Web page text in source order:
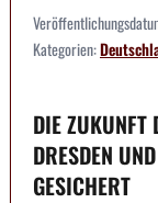
Kategorien:
DIE ZUKUNFT
DRESDEN
GESICHERT